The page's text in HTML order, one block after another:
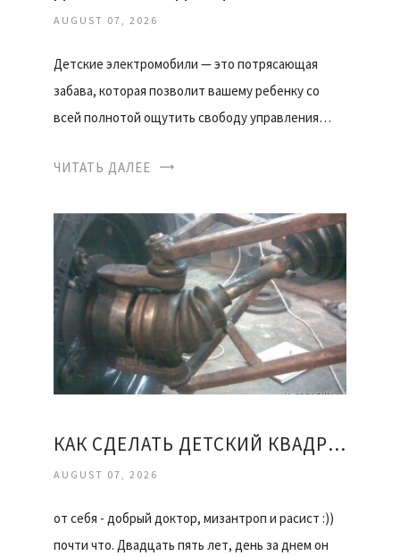
AUGUST 07, 2026
Детские электромобили — это потрясающая
забава, которая позволит вашему ребенку со
всей полнотой ощутить свободу управления…
ЧИТАТЬ ДАЛЕЕ
КАК СДЕЛАТЬ ДЕТСКИЙ КВАДРОЦИКЛ СВОИМИ РУКАМИ
AUGUST 07, 2026
от себя - добрый доктор, мизантроп и расист :))
почти что. Двадцать пять лет, день за днем он